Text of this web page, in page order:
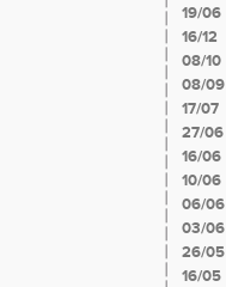
19/06
16/12
08/10
08/09
17/07
27/06
16/06
10/06
06/06
03/06
26/05
16/05